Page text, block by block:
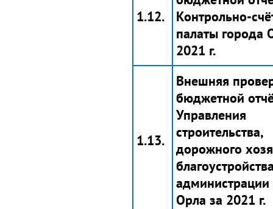
1.12.
Контрольно-
палаты города
2021 г.
1.13.
Внешняя
бюджетной
Управления
строительства,
дорожного
администрации
Орла за 2021 г.